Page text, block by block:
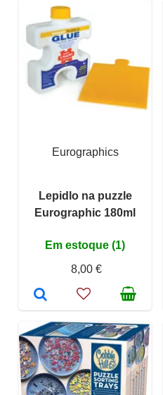
Eurographics
Lepidlo na puzzle
Eurographic 180ml
Em estoque (1)
8,00 €